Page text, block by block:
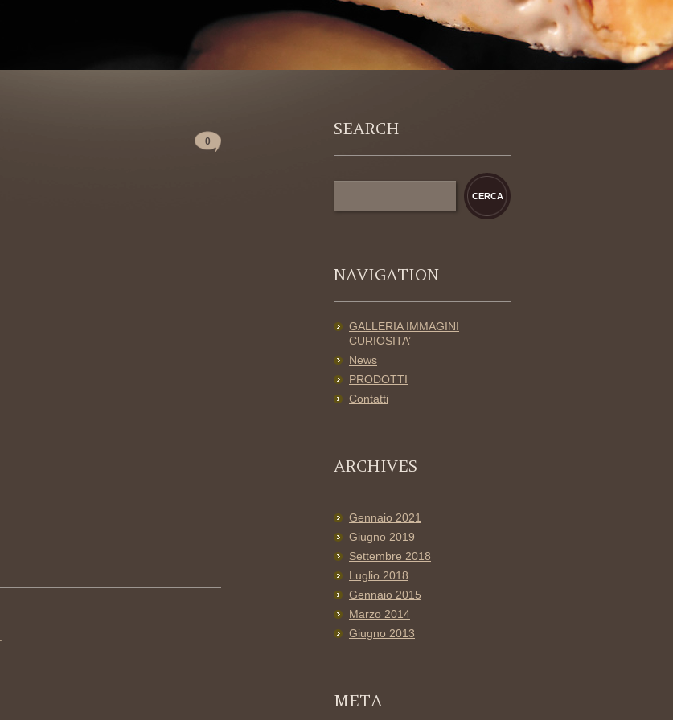
0
SEARCH
NAVIGATION
GALLERIA IMMAGINI
CURIOSITA’
News
PRODOTTI
Contatti
ARCHIVES
Gennaio 2021
Giugno 2019
Settembre 2018
Luglio 2018
Gennaio 2015
Marzo 2014
Giugno 2013
META